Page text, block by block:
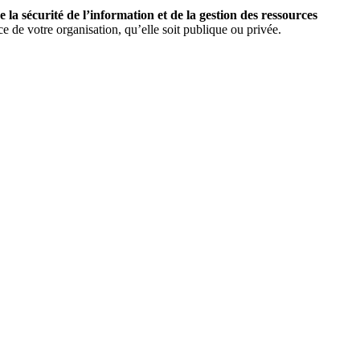
sécurité de l’information et de la gestion des ressources
de votre organisation, qu’elle soit publique ou privée.